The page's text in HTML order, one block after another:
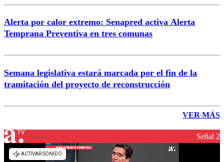
Alerta por calor extremo: Senapred activa Alerta
Temprana Preventiva en tres comunas
Semana legislativa estará marcada por el fin de la
tramitación del proyecto de reconstrucción
VER MÁS
Señal 2